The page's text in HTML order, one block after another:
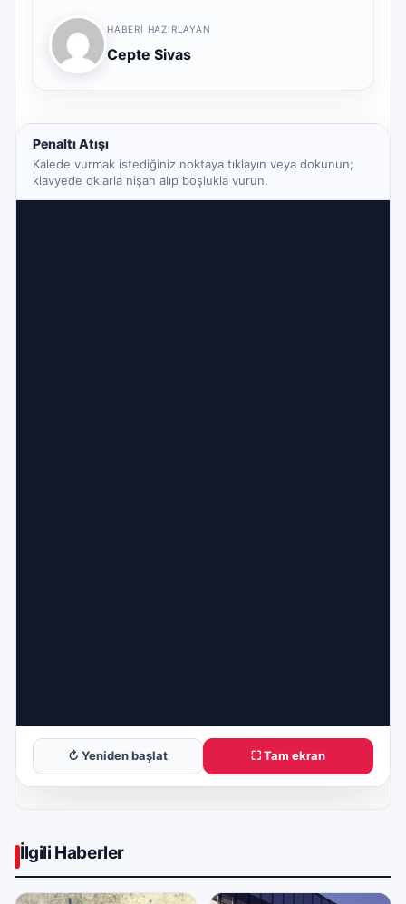
HABERI HAZIRLAYAN
Cepte Sivas
Penaltı Atışı
Kalede vurmak istediğiniz noktaya tıklayın veya dokunun;
klavyede oklarla nişan alıp boşlukla vurun.
↻ Yeniden başlat ⛶ Tam ekran
İlgili Haberler